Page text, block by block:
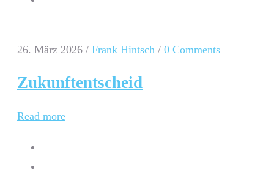
26. März 2026 / Frank Hintsch / 0 Comments
Zukunftentscheid
Read more